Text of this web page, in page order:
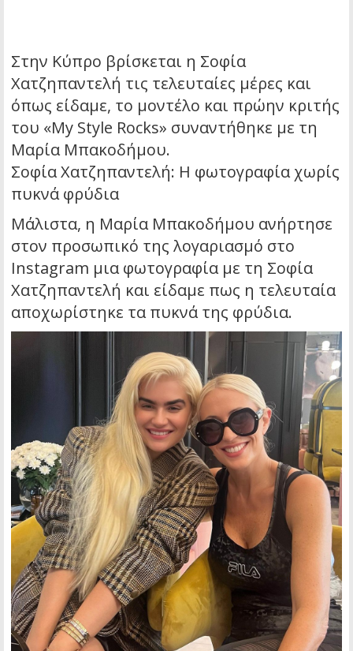
Στην Κύπρο βρίσκεται η Σοφία
Χατζηπαντελή τις τελευταίες μέρες και
όπως είδαμε, το μοντέλο και πρώην κριτής
του «My Style Rocks» συναντήθηκε με τη
Μαρία Μπακοδήμου.
Σοφία Χατζηπαντελή: Η φωτογραφία χωρίς
πυκνά φρύδια
Μάλιστα, η Μαρία Μπακοδήμου ανήρτησε
στον προσωπικό της λογαριασμό στο
Instagram μια φωτογραφία με τη Σοφία
Χατζηπαντελή και είδαμε πως η τελευταία
αποχωρίστηκε τα πυκνά της φρύδια.